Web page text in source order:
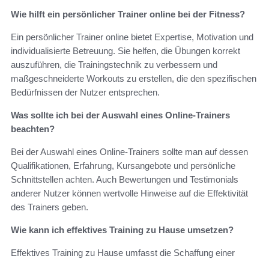
Wie hilft ein persönlicher Trainer online bei der Fitness?
Ein persönlicher Trainer online bietet Expertise, Motivation und
individualisierte Betreuung. Sie helfen, die Übungen korrekt
auszuführen, die Trainingstechnik zu verbessern und
maßgeschneiderte Workouts zu erstellen, die den spezifischen
Bedürfnissen der Nutzer entsprechen.
Was sollte ich bei der Auswahl eines Online-Trainers
beachten?
Bei der Auswahl eines Online-Trainers sollte man auf dessen
Qualifikationen, Erfahrung, Kursangebote und persönliche
Schnittstellen achten. Auch Bewertungen und Testimonials
anderer Nutzer können wertvolle Hinweise auf die Effektivität
des Trainers geben.
Wie kann ich effektives Training zu Hause umsetzen?
Effektives Training zu Hause umfasst die Schaffung einer